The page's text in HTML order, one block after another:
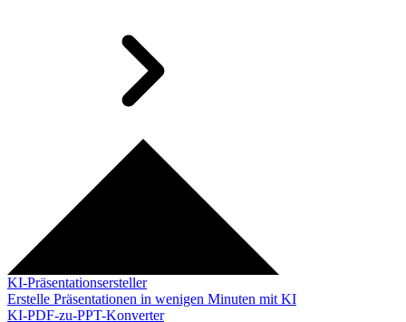
KI-Präsentationsersteller
Erstelle Präsentationen in wenigen Minuten mit KI
KI-PDF-zu-PPT-Konverter